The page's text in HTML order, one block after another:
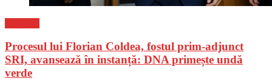
Procesul lui Florian Coldea, fostul prim-adjunct
SRI, avansează în instanță: DNA primește undă
verde